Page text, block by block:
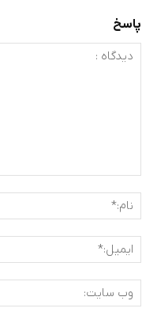
پاسخ